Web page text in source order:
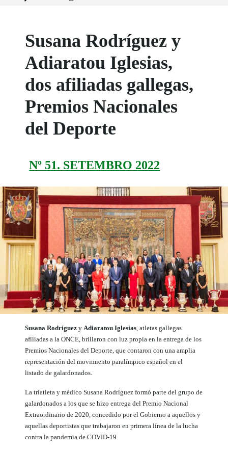
Susana Rodríguez y
Adiaratou Iglesias,
dos afiliadas gallegas,
Premios Nacionales
del Deporte
Nº 51. SETEMBRO 2022
Susana Rodríguez yAdiaratou Iglesias, atletas gallegas
afiliadas a la ONCE, brillaron con luz propia en la entrega de los
Premios Nacionales del Deporte, que contaron con una amplia
representación del movimiento paralímpico español en el
listado de galardonados.
La triatleta y médico Susana Rodríguez formó parte del grupo de
galardonados a los que se hizo entrega del Premio Nacional
Extraordinario de 2020, concedido por el Gobierno a aquellos y
aquellas deportistas que trabajaron en primera línea de la lucha
contra la pandemia de COVID-19.